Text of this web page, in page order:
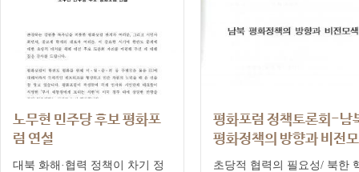
노무현 민주당 후보 평화포
럼 연설
취임전 연설, 강연
대북 화해·협력 정책이 차기 정
평화포럼 정책토론회-남
평화정책의 방향과 비전
2002년 10월 24일 민주당 대
초당적 협력의 필요성/ 북한